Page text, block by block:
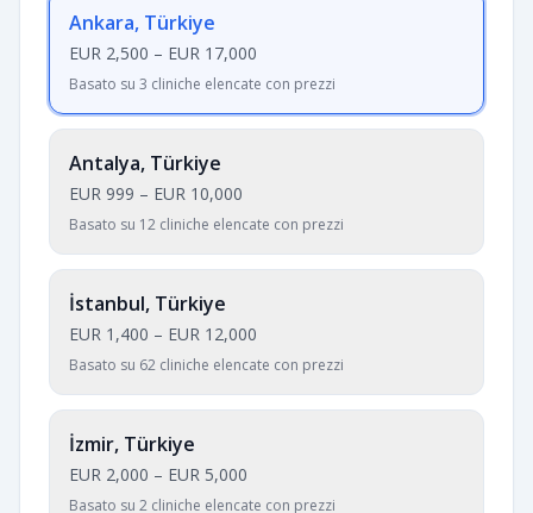
Ankara, Türkiye
EUR 2,500 – EUR 17,000
Basato su 3 cliniche elencate con prezzi
Antalya, Türkiye
EUR 999 – EUR 10,000
Basato su 12 cliniche elencate con prezzi
İstanbul, Türkiye
EUR 1,400 – EUR 12,000
Basato su 62 cliniche elencate con prezzi
İzmir, Türkiye
EUR 2,000 – EUR 5,000
Basato su 2 cliniche elencate con prezzi